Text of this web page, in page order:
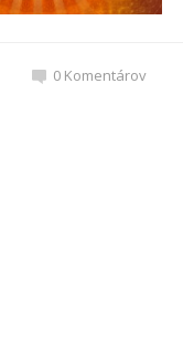
0 Komentárov